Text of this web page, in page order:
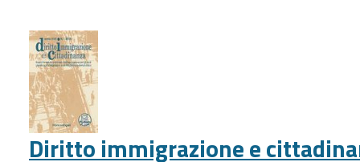
del
lavoro
(2005-
)
-
Diritto immigrazione e